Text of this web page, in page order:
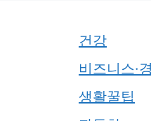
건강
비즈니스·
생활꿀팁